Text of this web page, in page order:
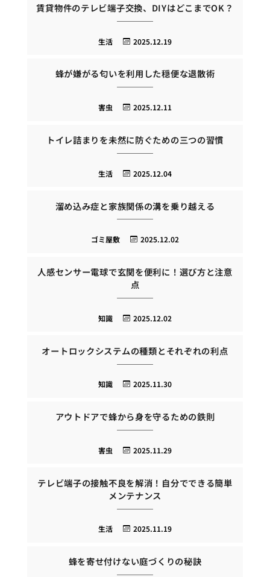
賃貸物件のテレビ端子交換、DIYはどこまでOK？
2025.12.19
生活
蜂が嫌がる匂いを利用した穏便な退散術
2025.12.11
害虫
トイレ詰まりを未然に防ぐための三つの習慣
2025.12.04
生活
溜め込み症と家族関係の溝を乗り越える
2025.12.02
ゴミ屋敷
人感センサー電球で玄関を便利に！選び方と注意
点
2025.12.02
知識
オートロックシステムの種類とそれぞれの利点
2025.11.30
知識
アウトドアで蜂から身を守るための鉄則
2025.11.29
害虫
テレビ端子の接触不良を解消！自分でできる簡単
メンテナンス
2025.11.19
生活
蜂を寄せ付けない庭づくりの秘訣